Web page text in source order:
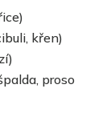
křen)
proso